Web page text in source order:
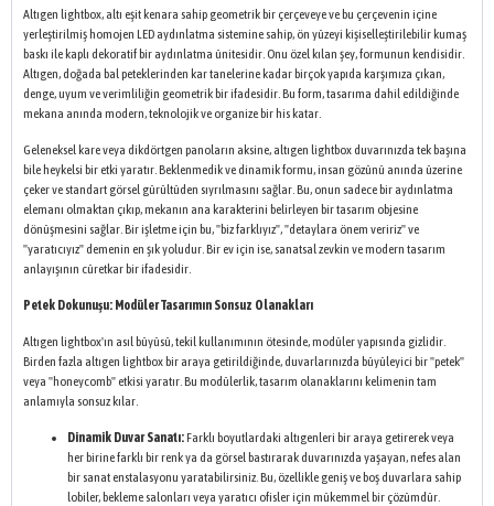
Altıgen lightbox, altı eşit kenara sahip geometrik bir çerçeveye ve bu çerçevenin içine
yerleştirilmiş homojen LED aydınlatma sistemine sahip, ön yüzeyi kişiselleştirilebilir kumaş
baskı ile kaplı dekoratif bir aydınlatma ünitesidir. Onu özel kılan şey, formunun kendisidir.
Altıgen, doğada bal peteklerinden kar tanelerine kadar birçok yapıda karşımıza çıkan,
denge, uyum ve verimliliğin geometrik bir ifadesidir. Bu form, tasarıma dahil edildiğinde
mekana anında modern, teknolojik ve organize bir his katar.
Geleneksel kare veya dikdörtgen panoların aksine, altıgen lightbox duvarınızda tek başına
bile heykelsi bir etki yaratır. Beklenmedik ve dinamik formu, insan gözünü anında üzerine
çeker ve standart görsel gürültüden sıyrılmasını sağlar. Bu, onun sadece bir aydınlatma
elemanı olmaktan çıkıp, mekanın ana karakterini belirleyen bir tasarım objesine
dönüşmesini sağlar. Bir işletme için bu, "biz farklıyız", "detaylara önem veririz" ve
"yaratıcıyız" demenin en şık yoludur. Bir ev için ise, sanatsal zevkin ve modern tasarım
anlayışının cüretkar bir ifadesidir.
Petek Dokunuşu: Modüler Tasarımın Sonsuz Olanakları
Altıgen lightbox'ın asıl büyüsü, tekil kullanımının ötesinde, modüler yapısında gizlidir.
Birden fazla altıgen lightbox bir araya getirildiğinde, duvarlarınızda büyüleyici bir "petek"
veya "honeycomb" etkisi yaratır. Bu modülerlik, tasarım olanaklarını kelimenin tam
anlamıyla sonsuz kılar.
Dinamik Duvar Sanatı:Farklı boyutlardaki altıgenleri bir araya getirerek veya
her birine farklı bir renk ya da görsel bastırarak duvarınızda yaşayan, nefes alan
bir sanat enstalasyonu yaratabilirsiniz. Bu, özellikle geniş ve boş duvarlara sahip
lobiler, bekleme salonları veya yaratıcı ofisler için mükemmel bir çözümdür.